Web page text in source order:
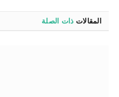
المقالات ذات الصلة